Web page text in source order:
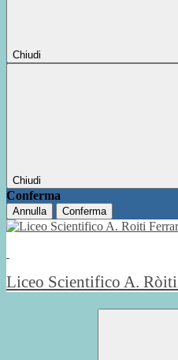
Chiudi
Chiudi
Conferma
Annulla Conferma
Liceo Scientifico A. Ròiti